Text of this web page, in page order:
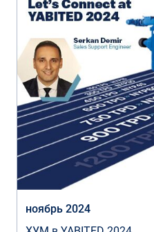
ноябрь 2024